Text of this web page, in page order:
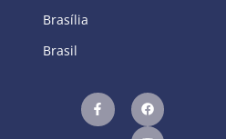
Brasília
Brasil